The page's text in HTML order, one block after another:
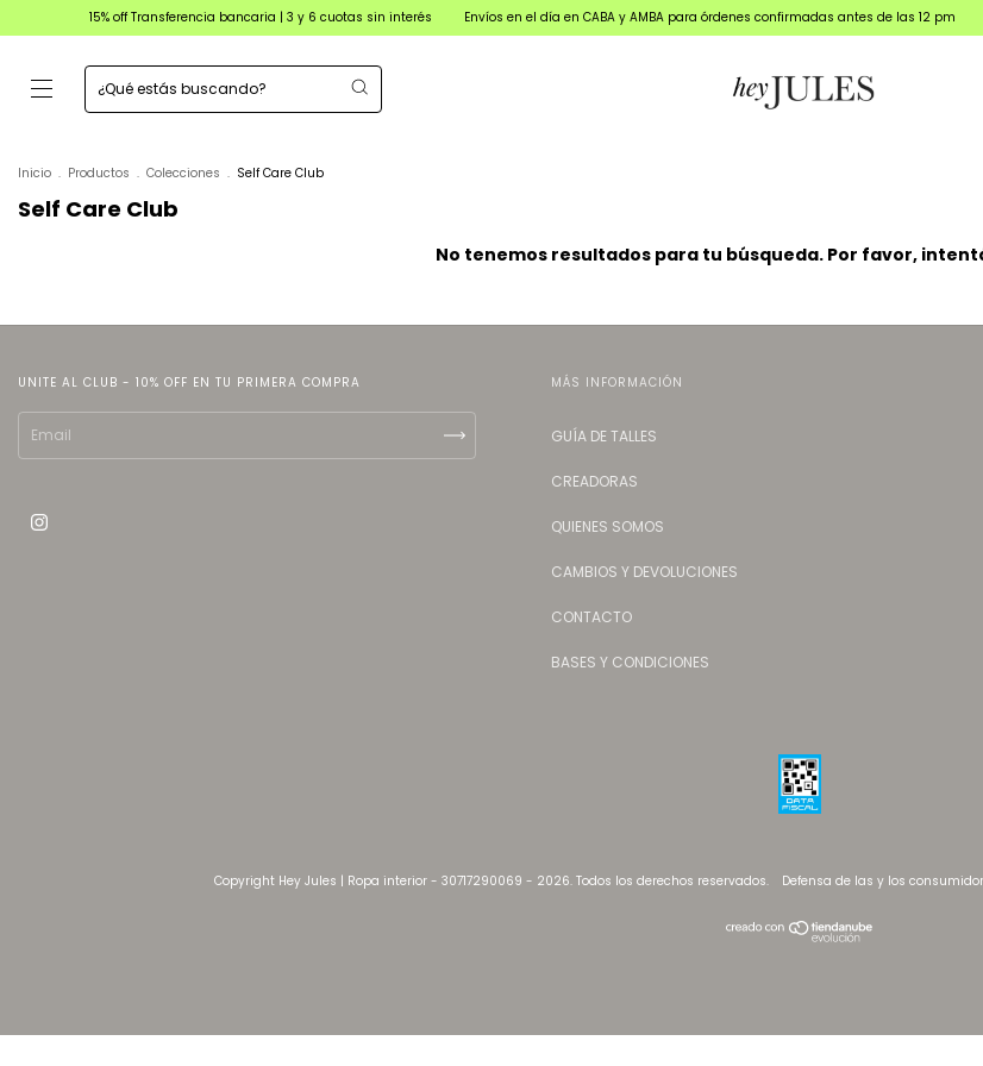
15% off Transferencia bancaria | 3 y 6 cuotas sin interés Envíos en el día en CABA y AMBA para órdenes confirmadas antes de las 12 pm Envío
Inicio . Productos . Colecciones . Self Care Club
Self Care Club
No tenemos resultados para tu búsqueda. Por favor,
UNITE AL CLUB - 10% OFF EN TU PRIMERA COMPRA MÁS INFORMACIÓN
GUÍA DE TALLES
CREADORAS
QUIENES SOMOS
CAMBIOS Y DEVOLUCIONES
CONTACTO
BASES Y CONDICIONES
Copyright Hey Jules | Ropa interior - 30717290069 - 2026. Todos los derechos reservados. Defensa de las y los